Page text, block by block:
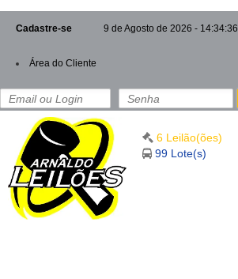
Cadastre-se 9 de Agosto de 2026 - 14:34:36
Área do Cliente
6 Leilão(ões)
99 Lote(s)